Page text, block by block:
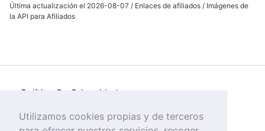
Última actualización el 2026-08-07 / Enlaces de afiliados / Imágenes de
la API para Afiliados
Política De Privacidad
Política de Cookies
Utilizamos cookies propias y de terceros